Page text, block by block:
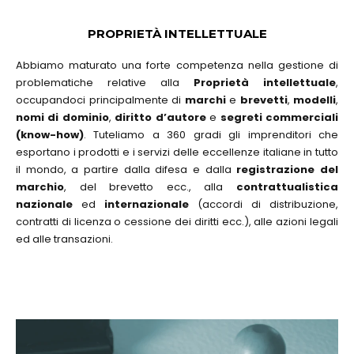
PROPRIETÀ INTELLETTUALE
Abbiamo maturato una forte competenza nella gestione di
problematiche relative alla Proprietà intellettuale,
occupandoci principalmente di marchie brevetti, modelli,
nomi di dominio, diritto d’autoree segreti commerciali
(know-how). Tuteliamo a 360 gradi gli imprenditori che
esportano i prodotti e i servizi delle eccellenze italiane in tutto
il mondo, a partire dalla difesa e dalla registrazione del
marchio, del brevetto ecc., alla contrattualistica
nazionale ed internazionale (accordi di distribuzione,
contratti di licenza o cessione dei diritti ecc.), alle azioni legali
ed alle transazioni.